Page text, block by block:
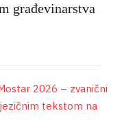
građevinarstva